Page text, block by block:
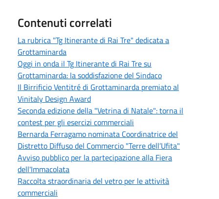
Contenuti correlati
La rubrica "Tg Itinerante di Rai Tre" dedicata a
Grottaminarda
Oggi in onda il Tg Itinerante di Rai Tre su
Grottaminarda: la soddisfazione del Sindaco
Il Birrificio Ventitré di Grottaminarda premiato al
Vinitaly Design Award
Seconda edizione della "Vetrina di Natale": torna il
contest per gli esercizi commerciali
Bernarda Ferragamo nominata Coordinatrice del
Distretto Diffuso del Commercio "Terre dell’Ufita"
Avviso pubblico per la partecipazione alla Fiera
dell'Immacolata
Raccolta straordinaria del vetro per le attività
commerciali